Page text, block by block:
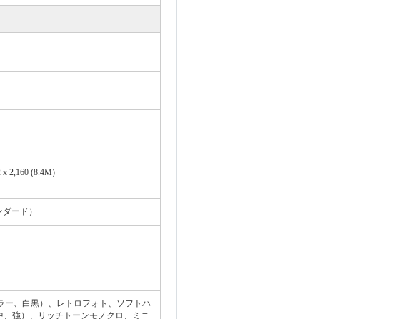
2,160 (8.4M)
ード）
ー、白黒）、レトロフォト、ソフトハ
強）、リッチトーンモノクロ、ミニ